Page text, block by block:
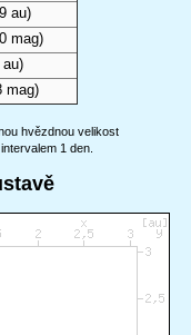
au)
mag)
au)
mag)
hvězdnou velikost
1 den.